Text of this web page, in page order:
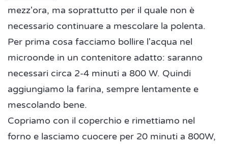
mezz'ora, ma soprattutto per il quale non è
necessario continuare a mescolare la polenta.
Per prima cosa facciamo bollire l'acqua nel
microonde in un contenitore adatto: saranno
necessari circa 2-4 minuti a 800 W. Quindi
aggiungiamo la farina, sempre lentamente e
mescolando bene.
Copriamo con il coperchio e rimettiamo nel
forno e lasciamo cuocere per 20 minuti a 800W,